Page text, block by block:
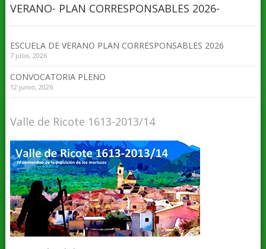
VERANO- PLAN CORRESPONSABLES 2026-
ESCUELA DE VERANO PLAN CORRESPONSABLES 2026
7 julio, 2026
CONVOCATORIA PLENO
12 junio, 2026
Valle de Ricote 1613-2013/14